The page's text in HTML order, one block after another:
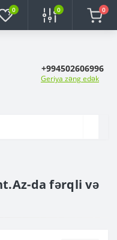
0 0 0
+994502606996
Geriya zəng edək
da fərqli və